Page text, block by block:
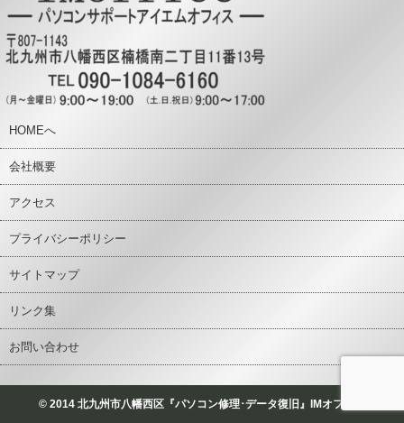
HOMEへ
会社概要
アクセス
プライバシーポリシー
サイトマップ
リンク集
お問い合わせ
© 2014 北九州市八幡西区『パソコン修理･データ復旧』IMオフィス